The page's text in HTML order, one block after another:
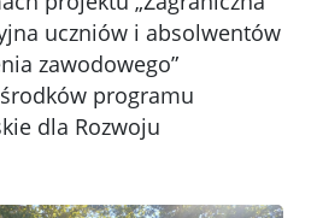
uczniów i absolwentów
zawodowego”
programu
dla Rozwoju